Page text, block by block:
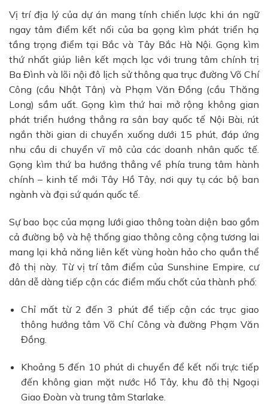
Vị trí địa lý của dự án mang tính chiến lược khi án ngữ
ngay tâm điểm kết nối của ba gọng kìm phát triển hạ
tầng trọng điểm tại Bắc và Tây Bắc Hà Nội. Gọng kìm
thứ nhất giúp liên kết mạch lạc với trung tâm chính trị
Ba Đình và lõi nội đô lịch sử thông qua trục đường Võ Chí
Công (cầu Nhật Tân) và Phạm Văn Đồng (cầu Thăng
Long) sầm uất. Gọng kìm thứ hai mở rộng không gian
phát triển hướng thẳng ra sân bay quốc tế Nội Bài, rút
ngắn thời gian di chuyển xuống dưới 15 phút, đáp ứng
nhu cầu di chuyển vĩ mô của các doanh nhân quốc tế.
Gọng kìm thứ ba hướng thẳng về phía trung tâm hành
chính – kinh tế mới Tây Hồ Tây, nơi quy tụ các bộ ban
ngành và đại sứ quán quốc tế.
Sự bao bọc của mạng lưới giao thông toàn diện bao gồm
cả đường bộ và hệ thống giao thông công cộng tương lai
mang lại khả năng liên kết vùng hoàn hảo cho quần thể
đô thị này. Từ vị trí tâm điểm của Sunshine Empire, cư
dân dễ dàng tiếp cận các điểm mấu chốt của thành phố:
Chỉ mất từ 2 đến 3 phút để tiếp cận các trục giao
thông hướng tâm Võ Chí Công và đường Phạm Văn
Đồng.
Khoảng 5 đến 10 phút di chuyển để kết nối trực tiếp
đến không gian mặt nước Hồ Tây, khu đô thị Ngoại
Giao Đoàn và trung tâm Starlake.